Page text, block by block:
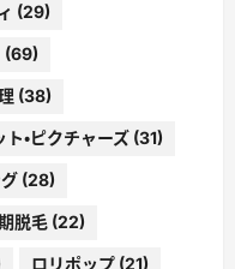
(29)
(69)
(38)
・ピクチャーズ (31)
(28)
脱毛 (22)
ロリポップ (21)